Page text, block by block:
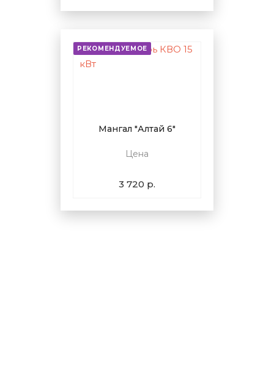
РЕКОМЕНДУЕМОЕ
Мангал "Алтай 6"
Цена
3 720 р.